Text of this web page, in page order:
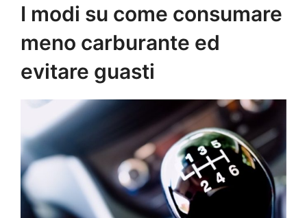
I modi su come consumare
meno carburante ed
evitare guasti